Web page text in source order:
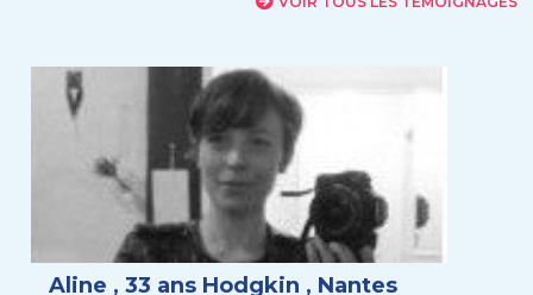
Aline , 33 ans Hodgkin , Nantes